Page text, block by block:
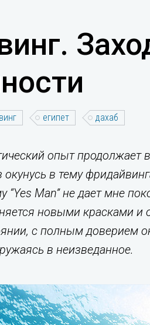
египет дахаб
опыт продолжает
в тему
Man” не дает мне
новыми красками
с полным доверием
в неизведанное.